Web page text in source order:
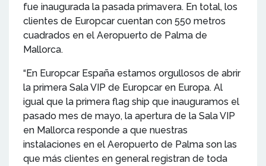
fue inaugurada la pasada primavera. En total, los
clientes de Europcar cuentan con 550 metros
cuadrados en el Aeropuerto de Palma de
Mallorca.
“En Europcar España estamos orgullosos de abrir
la primera Sala VIP de Europcar en Europa. Al
igual que la primera flag ship que inauguramos el
pasado mes de mayo, la apertura de la Sala VIP
en Mallorca responde a que nuestras
instalaciones en el Aeropuerto de Palma son las
que más clientes en general registran de toda